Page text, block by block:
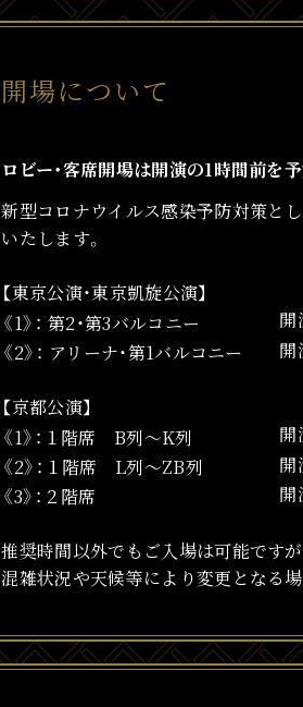
開場について
ロビー・客席開場は開演の1時間前を
新型コロナウイルス感染予防対策と
いたします。
【東京公演・東京凱旋公演】
《1》： 第2・第3バルコニー
開
《2》： アリーナ・第1バルコニー
開
【京都公演】
《1》：１階席 B列～K列
開
《2》：１階席 L列～ZB列
開
《3》：２階席
開
推奨時間以外でもご入場は可能です
混雑状況や天候等により変更となる